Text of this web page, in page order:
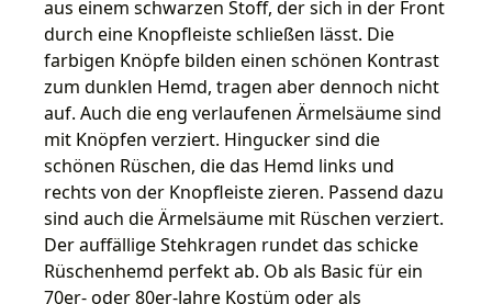
aus einem schwarzen Stoff, der sich in der Front
durch eine Knopfleiste schließen lässt. Die
farbigen Knöpfe bilden einen schönen Kontrast
zum dunklen Hemd, tragen aber dennoch nicht
auf. Auch die eng verlaufenen Ärmelsäume sind
mit Knöpfen verziert. Hingucker sind die
schönen Rüschen, die das Hemd links und
rechts von der Knopfleiste zieren. Passend dazu
sind auch die Ärmelsäume mit Rüschen verziert.
Der auffällige Stehkragen rundet das schicke
Rüschenhemd perfekt ab. Ob als Basic für ein
70er- oder 80er-Jahre Kostüm oder als